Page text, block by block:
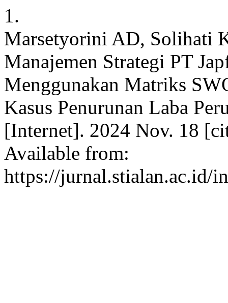
1.
Marsetyorini AD, Solihati
Manajemen Strategi PT
Menggunakan Matriks
Kasus Penurunan Laba
[Internet]. 2024 Nov. 18
Available from:
https://jurnal.stialan.ac.id/